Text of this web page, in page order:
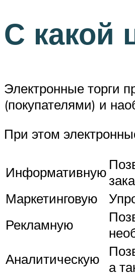
С какой
Электронные торги
(покупателями) и
При этом
Информативную
Маркетинговую
Рекламную
Аналитическую
а